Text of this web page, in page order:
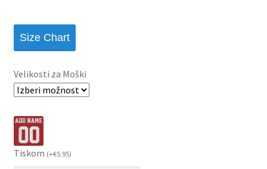
Size Chart
Velikosti za Moški
Tiskom (+€5.95)